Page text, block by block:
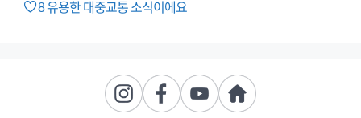
8유용한 대중교통 소식이에요